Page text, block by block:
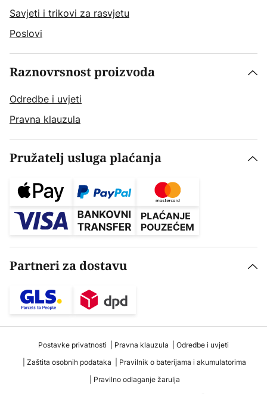
Savjeti i trikovi za rasvjetu
Poslovi
Raznovrsnost proizvoda
Odredbe i uvjeti
Pravna klauzula
Pružatelj usluga plaćanja
Partneri za dostavu
Postavke privatnosti Pravna klauzula
Odredbe i uvjeti
Zaštita osobnih podataka
Pravilnik o baterijama i akumulatorima
Pravilno odlaganje žarulja